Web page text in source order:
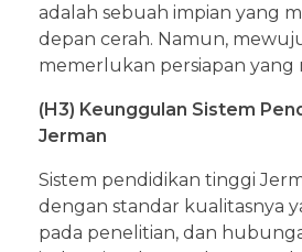
adalah sebuah impian yang
depan cerah. Namun,
memerlukan persiapan yang
(H3) Keunggulan Sistem
Jerman
Sistem pendidikan tinggi
dengan standar kualitasnya
pada penelitian, dan